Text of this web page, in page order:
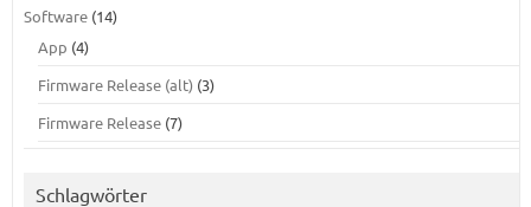
Software(14)
App (4)
Firmware Release (alt) (3)
Firmware Release(7)
Schlagwörter